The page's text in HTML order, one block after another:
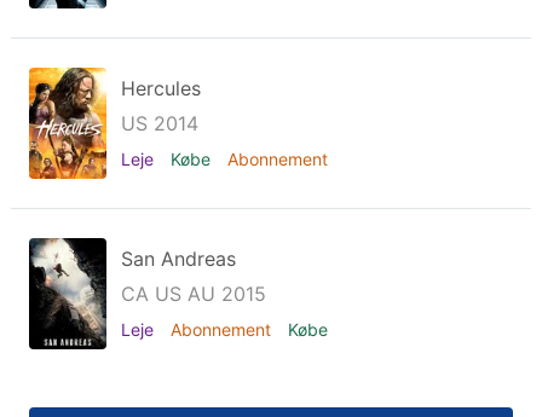
Hercules
US 2014
Leje Købe Abonnement
San Andreas
CA US AU 2015
Leje Abonnement Købe